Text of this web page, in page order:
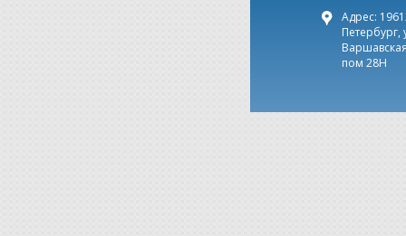
Адрес:
Петербург,
пом 28Н